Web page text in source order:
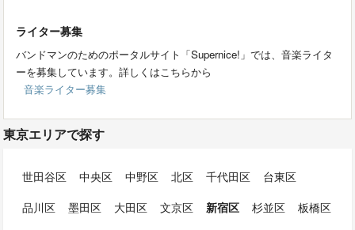
ライター募集
バンドマンのためのポータルサイト「Supernice!」では、音楽ライタ
ーを募集しています。詳しくはこちらから
音楽ライター募集
東京エリアで探す
世田谷区 中央区 中野区 北区 千代田区
台東区
品川区
墨田区 大田区 文京区 新宿区 杉並区
板橋区